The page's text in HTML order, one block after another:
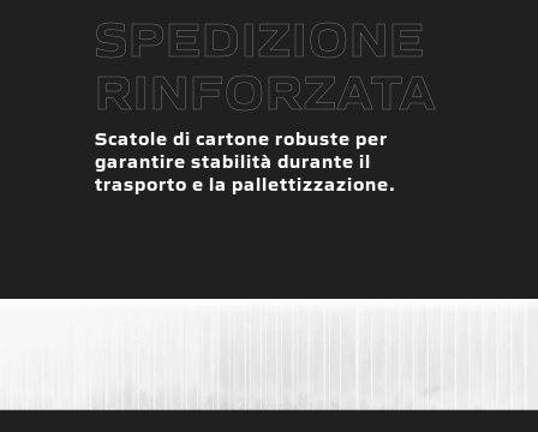
SPEDIZIONE
RINFORZATA
Scatole di cartone robuste per
garantire stabilità durante il
trasporto e la pallettizzazione.
Through the Lens